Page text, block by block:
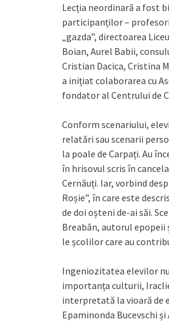
Lecția neordinară a fost
participanților – profesori
„gazda”, directoarea
Boian, Aurel Babii,
Cristian Dacica, Cristina
a inițiat colaborarea cu
fondator al Centrului de
Conform scenariului,
relatări sau scenarii
la poale de Carpați. Au
în hrisovul scris în
Cernăuți. Iar, vorbind
Roșie”, în care este
de doi oșteni de-ai săi.
Breabăn, autorul epopeii
le școlilor care au
Ingeniozitatea elevilor
importanța culturii,
interpretată la vioară de
Epaminonda Bucevschi